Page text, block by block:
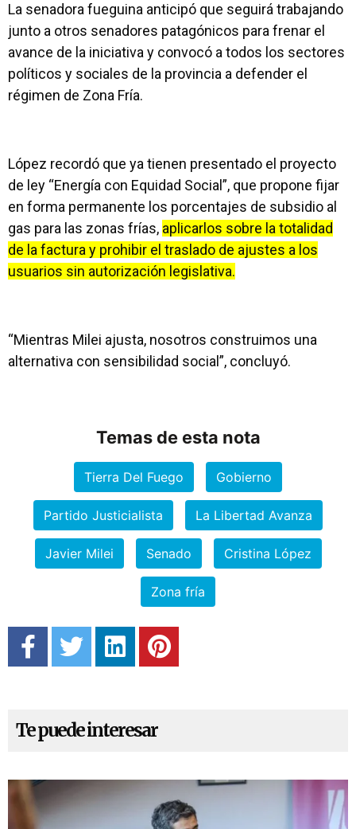
La senadora fueguina anticipó que seguirá trabajando
junto a otros senadores patagónicos para frenar el
avance de la iniciativa y convocó a todos los sectores
políticos y sociales de la provincia a defender el
régimen de Zona Fría.
López recordó que ya tienen presentado el proyecto
de ley “Energía con Equidad Social”, que propone fijar
en forma permanente los porcentajes de subsidio al
gas para las zonas frías, aplicarlos sobre la totalidad
de la factura y prohibir el traslado de ajustes a los
usuarios sin autorización legislativa.
“Mientras Milei ajusta, nosotros construimos una
alternativa con sensibilidad social”, concluyó.
Temas de esta nota
Tierra Del Fuego Gobierno
Partido Justicialista La Libertad Avanza
Javier Milei Senado Cristina López
Zona fría
Te puede interesar